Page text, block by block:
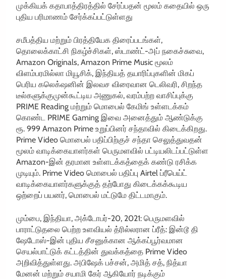
முக்கியக் கதாபாத்திரத்தில் சேர்ப்பதன் மூலம் கதையில் ஒரு
புதிய பரிமாணம் சேர்க்கப்பட்டுள்ளது
சமீபத்திய மற்றும் பிரத்தியேக திரைப்படங்கள்,
தொலைக்காட்சி நிகழ்ச்சிகள், ஸ்டாண்ட்-அப் நகைச்சுவை,
Amazon Originals, Amazon Prime Music மூலம்
விளம்பரமில்லா மியூசிக், இந்தியத் தயாரிப்புகளின் மிகப்
பெரிய கலெக்‌ஷனின் இலவச விரைவான டெலிவரி, சிறந்த
டீல்களுக்குமுன்கூட்டிய அணுகல், வரம்பற்ற வாசிப்புக்கு
PRIME Reading மற்றும் மொபைல் கேமிங் உள்ளடக்கம்
கொண்ட PRIME Gaming இவை அனைத்தும் ஆண்டுக்கு
ரூ. 999 Amazon Prime உறுப்பினர் சந்தாவில் கிடைக்கிறது.
Prime Video மொபைல் பதிப்பிற்குச் சந்தா செலுத்துவதன்
மூலம் வாடிக்கையாளர்கள் பெருமளவில் பட்டியலிடப்பட்டுள்ள
Amazon-இன் தரமான உள்ளடக்கத்தைக் கண்டு ரசிக்க
முடியும். Prime Video மொபைல் பதிப்பு Airtel ப்ரீபெய்ட்
வாடிக்கையாளர்களுக்குத் தற்போது கிடைக்கக்கூடிய
ஒற்றைப் பயனர், மொபைல் மட்டுமே திட்டமாகும்.
மும்பை, இந்தியா, அக்டோபர்-20, 2021: பெருமளவில்
பாராட்டுதலை பெற்ற உளவியல் த்ரில்லரான ப்ரீத்: இன்டூ தி
ஷேடோஸ்-இன் புதிய சீசனுக்கான ஆக்கப்பூர்வமான
செயல்பாட்டுக் கட்டத்தின் துவக்கத்தை Prime Video
அறிவித்துள்ளது. அபிஷேக் பச்சன், அமித் சத், நித்யா
மேனன் மற்றும் சயாமி கேர் ஆகியோர் நடிக்கும்